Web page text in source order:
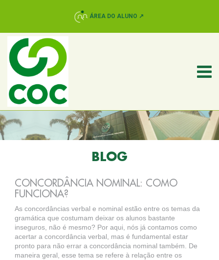
ÁREA DO ALUNO ↗
BLOG
CONCORDÂNCIA NOMINAL: COMO
FUNCIONA?
As concordâncias verbal e nominal estão entre os temas da
gramática que costumam deixar os alunos bastante
inseguros, não é mesmo? Por aqui, nós já contamos como
acertar a concordância verbal, mas é fundamental estar
pronto para não errar a concordância nominal também. De
maneira geral, esse tema se refere à relação entre os